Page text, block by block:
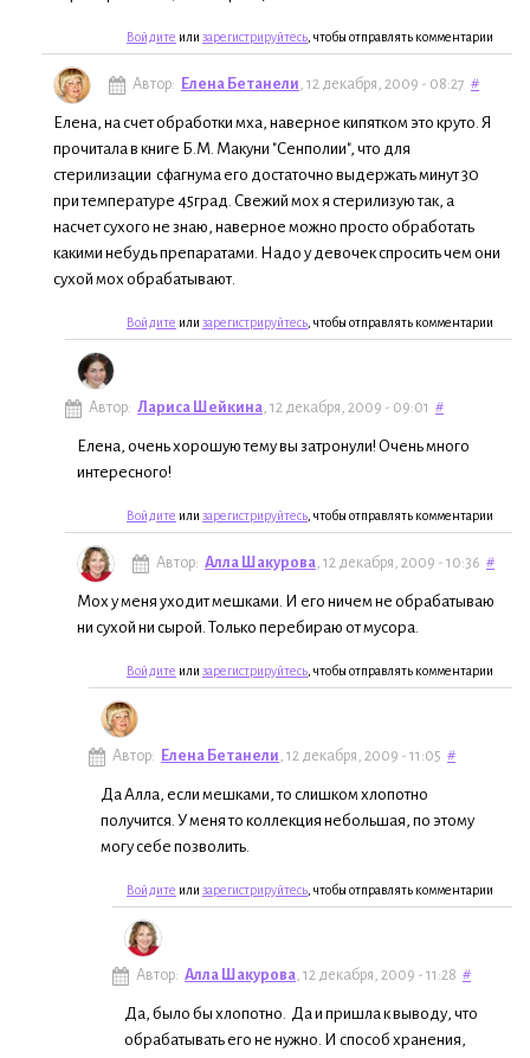
Войдите или зарегистрируйтесь , чтобы отправлять комментарии
Автор: Елена Бетанели, 12 декабря, 2009 - 08:27 #
Елена, на счет обработки мха, наверное кипятком это круто. Я
прочитала в книге Б.М. Макуни "Сенполии", что для
стерилизации сфагнума его достаточно выдержать минут 30
при температуре 45град. Свежий мох я стерилизую так, а
насчет сухого не знаю, наверное можно просто обработать
какими небудь препаратами. Надо у девочек спросить чем они
сухой мох обрабатывают.
Войдите или зарегистрируйтесь , чтобы отправлять комментарии
Автор: Лариса Шейкина, 12 декабря, 2009 - 09:01 #
Елена, очень хорошую тему вы затронули! Очень много
интересного!
Войдите или зарегистрируйтесь , чтобы отправлять комментарии
Автор: Алла Шакурова, 12 декабря, 2009 - 10:36 #
Мох у меня уходит мешками. И его ничем не обрабатываю
ни сухой ни сырой. Только перебираю от мусора.
Войдите или зарегистрируйтесь , чтобы отправлять комментарии
Автор: Елена Бетанели, 12 декабря, 2009 - 11:05 #
Да Алла, если мешками, то слишком хлопотно
получится. У меня то коллекция небольшая, по этому
могу себе позволить.
Войдите или зарегистрируйтесь , чтобы отправлять комментарии
Автор: Алла Шакурова, 12 декабря, 2009 - 11:28 #
Да, было бы хлопотно. Да и пришла к выводу, что
обрабатывать его не нужно. И способ хранения,